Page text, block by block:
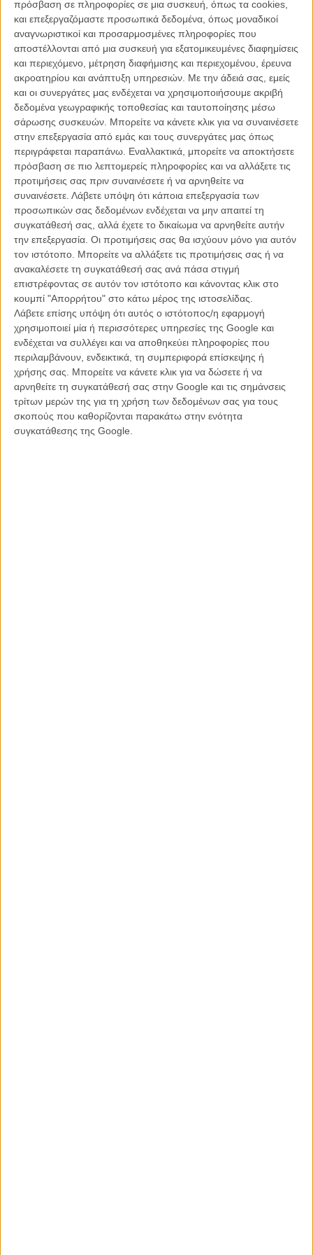
πρόσβαση σε πληροφορίες σε μια συσκευή, όπως τα cookies,
και επεξεργαζόμαστε προσωπικά δεδομένα, όπως μοναδικοί
αναγνωριστικοί και προσαρμοσμένες πληροφορίες που
αποστέλλονται από μια συσκευή για εξατομικευμένες διαφημίσεις
και περιεχόμενο, μέτρηση διαφήμισης και περιεχομένου, έρευνα
ακροατηρίου και ανάπτυξη υπηρεσιών. Με την άδειά σας, εμείς
και οι συνεργάτες μας ενδέχεται να χρησιμοποιήσουμε ακριβή
δεδομένα γεωγραφικής τοποθεσίας και ταυτοποίησης μέσω
σάρωσης συσκευών. Μπορείτε να κάνετε κλικ για να συναινέσετε
στην επεξεργασία από εμάς και τους συνεργάτες μας όπως
περιγράφεται παραπάνω. Εναλλακτικά, μπορείτε να αποκτήσετε
πρόσβαση σε πιο λεπτομερείς πληροφορίες και να αλλάξετε τις
προτιμήσεις σας πριν συναινέσετε ή να αρνηθείτε να
συναινέσετε. Λάβετε υπόψη ότι κάποια επεξεργασία των
προσωπικών σας δεδομένων ενδέχεται να μην απαιτεί τη
συγκατάθεσή σας, αλλά έχετε το δικαίωμα να αρνηθείτε αυτήν
την επεξεργασία. Οι προτιμήσεις σας θα ισχύουν μόνο για αυτόν
τον ιστότοπο. Μπορείτε να αλλάξετε τις προτιμήσεις σας ή να
ανακαλέσετε τη συγκατάθεσή σας ανά πάσα στιγμή
επιστρέφοντας σε αυτόν τον ιστότοπο και κάνοντας κλικ στο
κουμπί "Απορρήτου" στο κάτω μέρος της ιστοσελίδας.
Λάβετε επίσης υπόψη ότι αυτός ο ιστότοπος/η εφαρμογή
χρησιμοποιεί μία ή περισσότερες υπηρεσίες της Google και
ενδέχεται να συλλέγει και να αποθηκεύει πληροφορίες που
περιλαμβάνουν, ενδεικτικά, τη συμπεριφορά επίσκεψης ή
χρήσης σας. Μπορείτε να κάνετε κλικ για να δώσετε ή να
αρνηθείτε τη συγκατάθεσή σας στην Google και τις σημάνσεις
τρίτων μερών της για τη χρήση των δεδομένων σας για τους
σκοπούς που καθορίζονται παρακάτω στην ενότητα
συγκατάθεσης της Google.
Φορτωμένο με διθυράμβους (και τη Χρυσή Αρκτο) στο φεστιβάλ
Βερολίνου, ήρθε την ίδια χρονιά, 2006, στο 47ο Φεστιβάλ
Θεσσαλονίκης. Το πρωτόλειο της γεννημένης στο Σεράγεβο
σκηνοθέτιδας θύμησε σε μια παγωμένη, συγκλονισμένη αίθουσα, τη
φρίκη του εμφυλίου στη Βοσνία μέσα από την ιστορία μιας έφηβης
Μουσουλμάνας, που ζει με τη μαμά της στομεταπολεμικό Σεράγεβο
θεωρώντας ότι ο νεκρός (ή αγνοούμενος) μπαμπάς της είναι ήρωας
του πολέμου, θύμα των Σέρβων. Για να ανακαλύψει ότι γεννήθηκε
ύστερα από βιασμό της μητέρας της από Σέρβο, σε
στρατόπεδο,στη διάρκεια του πολέμου.
Η 46χρονη σήμερα Τζασμίλα Ζμπάνιτς επανέρχεται σε λίγες μέρες
στις ελληνικές αίθουσες με το
«Κβο Βάντις, Αϊντα;»
, μια ταινία
εξίσου, ίσως και περισσότερο «δύσκολη» και συναρπαστική. Οσο
βέβηλο κι αν είναι να λες «συναρπαστική», σαν να πρόκειται για ένα
οποιοδήποτε θρίλερ, μια ταινία που αφορά άμεσα,κατευθείαν, στο
ψαχνό, μια από τις πιο μαύρες και ταπεινωτικές για κάθε Ευρωπαίο
σελίδες της πρόσφατης ιστορίας μας. Τη σφαγή στη Σρεμπρένιτσα,
το καλοκαίρι του 1995, στη διάρκεια της πολιορκίας της πόλης από
τις σερβοβοσνιακές δυνάμεις, πάνω από οκτώ χιλιάδες
Μουσουλμάνων, ανδρών και αγοριών - 6.000 θύματα έχουν ήδη
εντοπιστεί σε μαζικούς τάφους καιταυτοποιηθεί.
Η Τζούρισιτς είναι από αυτά τα
γενναία, δημοκρατικά και ευαίσθητα